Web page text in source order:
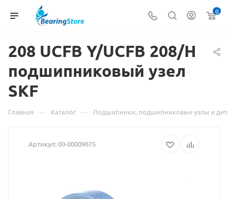
0
208 UCFB Y/UCFB 208/H
подшипниковый
товаре
UCFB
узел
SKF
Главная — Каталог — Подшипники, подшипниковые узлы и
Артикул:00-00009675